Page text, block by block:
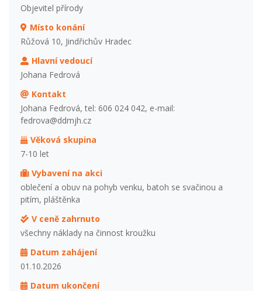
Objevitel přírody
Místo konání
Růžová 10, Jindřichův Hradec
Hlavní vedoucí
Johana Fedrová
Kontakt
Johana Fedrová, tel: 606 024 042, e-mail:
fedrova@ddmjh.cz
Věková skupina
7-10 let
Vybavení na akci
oblečení a obuv na pohyb venku, batoh se svačinou a
pitím, pláštěnka
V ceně zahrnuto
všechny náklady na činnost kroužku
Datum zahájení
01.10.2026
Datum ukončení